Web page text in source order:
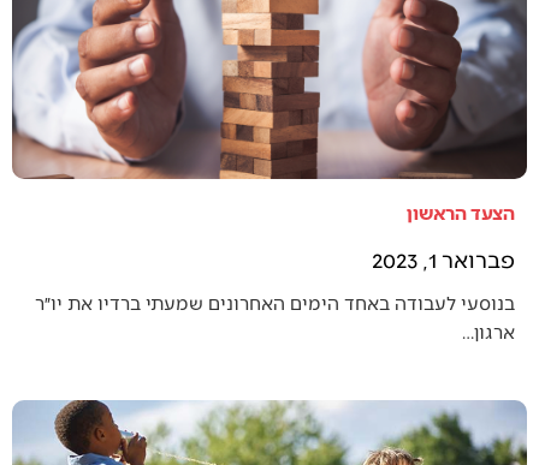
הצעד הראשון
פברואר 1, 2023
בנוסעי לעבודה באחד הימים האחרונים שמעתי ברדיו את יו״ר
ארגון…